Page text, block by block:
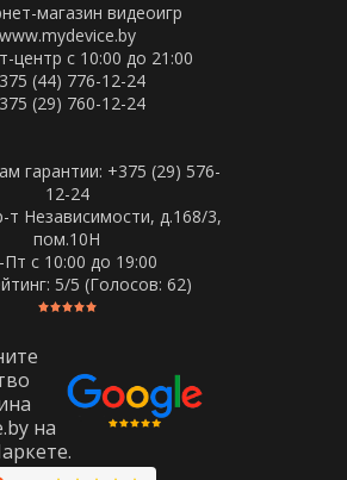
магазин видеоигр
www.mydevice.by
центр с 10:00 до 21:00
(44) 776-12-24
(29) 760-12-24
гарантии: +375 (29) 576-
12-24
т Независимости, д.168/3,
пом.10Н
c 10:00 до 19:00
5/5 (Голосов: 62)